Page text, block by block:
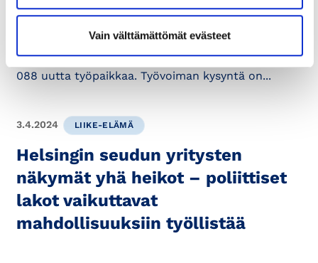
Vain välttämättömät evästeet
tarkastellaan työvoiman
kohtaantoa Uudellamaalla
Maaliskuussa 2024 Uudellamaalla ilmoitettiin 18
088 uutta työpaikkaa. Työvoiman kysyntä on...
3.4.2024 LIIKE-ELÄMÄ
Helsingin seudun yritysten
näkymät yhä heikot – poliittiset
lakot vaikuttavat
mahdollisuuksiin työllistää